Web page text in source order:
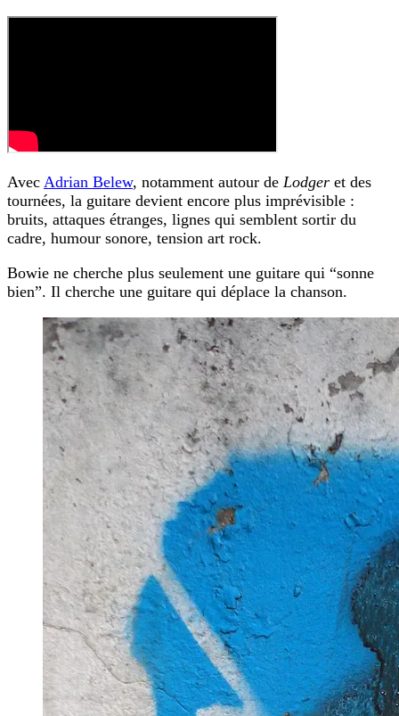
Avec Adrian Belew, notamment autour de Lodger et des
tournées, la guitare devient encore plus imprévisible :
bruits, attaques étranges, lignes qui semblent sortir du
cadre, humour sonore, tension art rock.
Bowie ne cherche plus seulement une guitare qui “sonne
bien”. Il cherche une guitare qui déplace la chanson.